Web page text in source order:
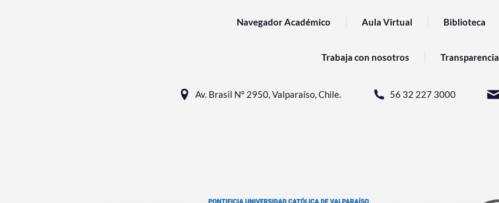
Navegador Académico Aula Virtual Biblioteca
Trabaja con nosotros Transparencia
Av. Brasil N° 2950, Valparaíso, Chile. 56 32 227 3000